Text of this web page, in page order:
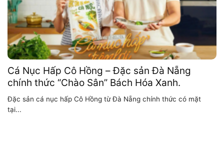
Cá Nục Hấp Cô Hồng – Đặc sản Đà Nẵng
chính thức “Chào Sân” Bách Hóa Xanh.
Đặc sản cá nục hấp Cô Hồng từ Đà Nẵng chính thức có mặt
tại...